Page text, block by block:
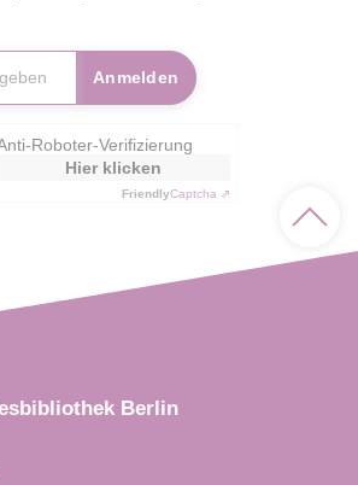
Anmelden
Roboter-Verifizierung
Hier klicken
FriendlyCaptcha ⇗
Berlin